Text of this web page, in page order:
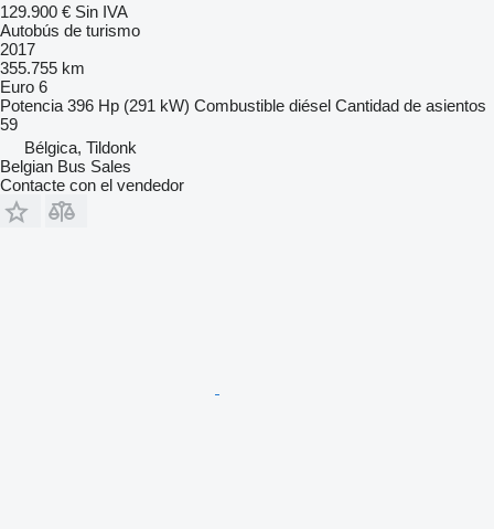
129.900 € Sin IVA
Autobús de turismo
2017
355.755 km
Euro 6
Potencia 396 Hp (291 kW) Combustible diésel Cantidad de asientos
59
Bélgica, Tildonk
Belgian Bus Sales
Contacte con el vendedor